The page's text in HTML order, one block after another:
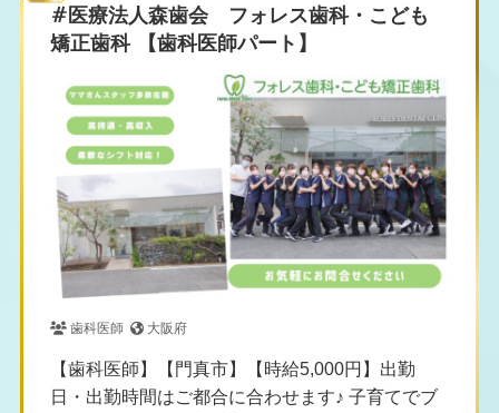
#医療法人森歯会 フォレス歯科・こども
矯正歯科 【歯科医師パート】
歯科医師 大阪府
【歯科医師】【門真市】【時給5,000円】出勤
日・出勤時間はご都合に合わせます♪ 子育てでブ